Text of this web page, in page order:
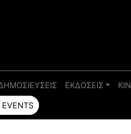
ΕΚΔΟΣΕΙΣ